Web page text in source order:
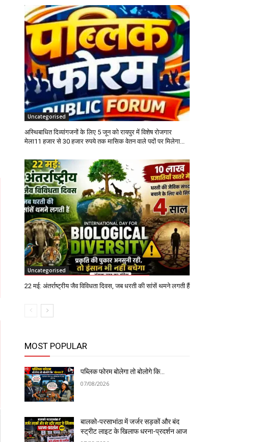
Uncategorised
अस्थिबाधित दिव्यांगजनों के लिए 5 जून को रायपुर में विशेष रोजगार
मेला11 हजार से 30 हजार रुपये तक मासिक वेतन वाले पदों पर मिलेगा...
Uncategorised
22 मई: अंतर्राष्ट्रीय जैव विविधता दिवस, जब धरती की सांसें थमने लगती हैं
MOST POPULAR
पब्लिक फोरम बोलेगा तो बोलोगे कि…
07/08/2026
बालको-परसाभांठा में जर्जर सड़कों और बंद
स्ट्रीट लाइट के खिलाफ धरना-प्रदर्शन आज